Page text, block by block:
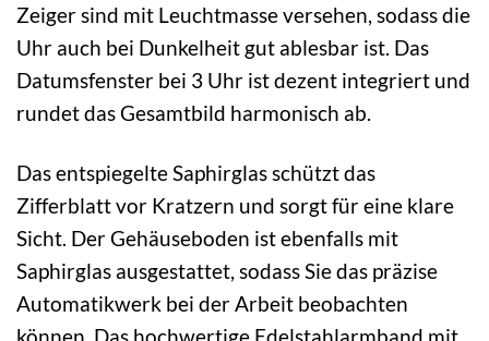
Zeiger sind mit Leuchtmasse versehen, sodass die
Uhr auch bei Dunkelheit gut ablesbar ist. Das
Datumsfenster bei 3 Uhr ist dezent integriert und
rundet das Gesamtbild harmonisch ab.
Das entspiegelte Saphirglas schützt das
Zifferblatt vor Kratzern und sorgt für eine klare
Sicht. Der Gehäuseboden ist ebenfalls mit
Saphirglas ausgestattet, sodass Sie das präzise
Automatikwerk bei der Arbeit beobachten
können. Das hochwertige Edelstahlarmband mit